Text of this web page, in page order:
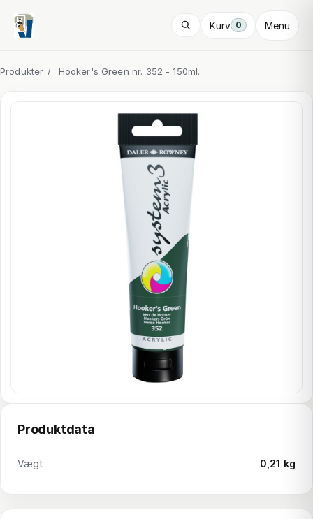
Kurv 0 Menu
Produkter / Hooker's Green nr. 352 - 150ml.
Produktdata
Vægt 0,21 kg